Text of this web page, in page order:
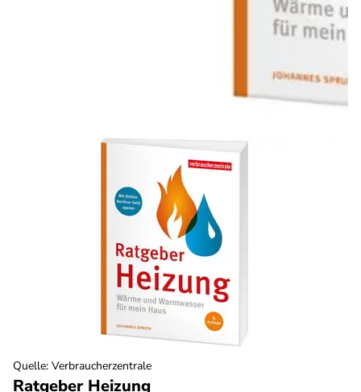
Ratgeber Heizung
Quelle: Verbraucherzentrale